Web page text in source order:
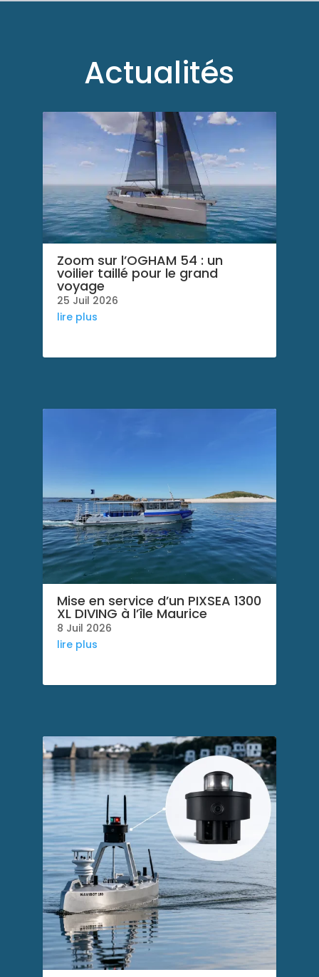
r
Actualités
Zoom sur l’OGHAM 54 : un
voilier taillé pour le grand
voyage
25 Juil 2026
lire plus
Mise en service d’un PIXSEA 1300
XL DIVING à l’île Maurice
8 Juil 2026
lire plus